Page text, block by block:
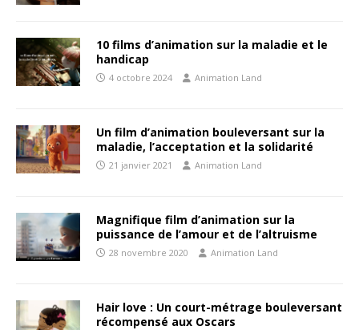
10 films d’animation sur la maladie et le
handicap
4 octobre 2024 Animation Land
Un film d’animation bouleversant sur la
maladie, l’acceptation et la solidarité
21 janvier 2021 Animation Land
Magnifique film d’animation sur la
puissance de l’amour et de l’altruisme
28 novembre 2020 Animation Land
Hair love : Un court-métrage bouleversant
récompensé aux Oscars